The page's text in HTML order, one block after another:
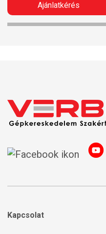
Ajánlatkérés
Kapcsolat